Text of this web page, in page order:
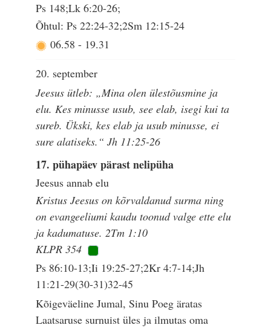
Ps 148;Lk 6:20-26;
Õhtul: Ps 22:24-32;2Sm 12:15-24
06.58 - 19.31
20. september
Jeesus ütleb: „Mina olen ülestõusmine ja
elu. Kes minusse usub, see elab, isegi kui ta
sureb. Ükski, kes elab ja usub minusse, ei
sure alatiseks.“ Jh 11:25-26
17. pühapäev pärast nelipüha
Jeesus annab elu
Kristus Jeesus on kõrvaldanud surma ning
on evangeeliumi kaudu toonud valge ette elu
ja kadumatuse. 2Tm 1:10
KLPR 354
Ps 86:10-13;Ii 19:25-27;2Kr 4:7-14;Jh
11:21-29(30-31)32-45
Kõigeväeline Jumal, Sinu Poeg äratas
Laatsaruse surnuist üles ja ilmutas oma